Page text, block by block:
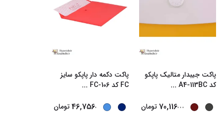
پاکت جیبدار متالیک پاپکو
کد A4-113BC
...
...
70,116 تومان
پاکت دکمه دار پاپکو سایز
FC کد FC-106
...
...
46,756 تومان